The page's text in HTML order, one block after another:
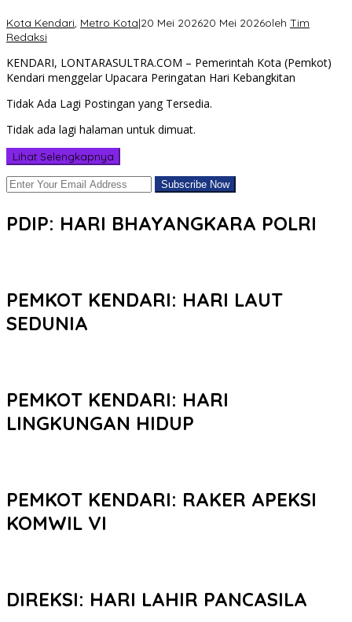
Kota Kendari, Metro Kota|20 Mei 202620 Mei 2026oleh Tim
Redaksi
KENDARI, LONTARASULTRA.COM – Pemerintah Kota (Pemkot)
Kendari menggelar Upacara Peringatan Hari Kebangkitan
Tidak Ada Lagi Postingan yang Tersedia.
Tidak ada lagi halaman untuk dimuat.
Lihat Selengkapnya
PDIP: HARI BHAYANGKARA POLRI
PEMKOT KENDARI: HARI LAUT
SEDUNIA
PEMKOT KENDARI: HARI
LINGKUNGAN HIDUP
PEMKOT KENDARI: RAKER APEKSI
KOMWIL VI
DIREKSI: HARI LAHIR PANCASILA